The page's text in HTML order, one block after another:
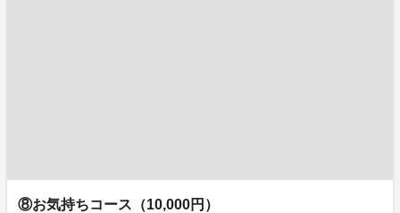
⑧お気持ちコース（10,000円）